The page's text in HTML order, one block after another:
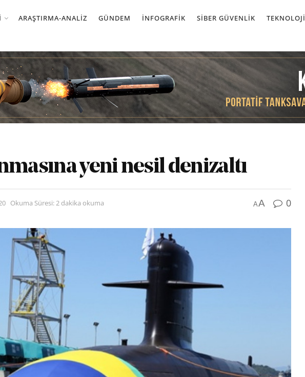
ARAŞTIRMA-ANALIZ GÜNDEM İNFOGRAFIK SIBER GÜVENLIK TEKNOLOJI
yeni nesil denizaltı
Okuma Süresi: 2 dakika okuma AA 0